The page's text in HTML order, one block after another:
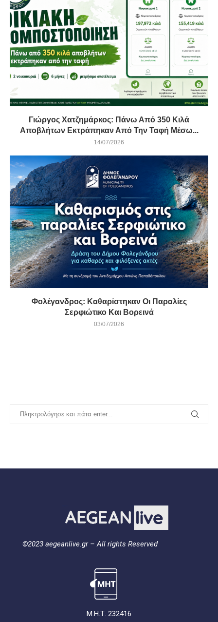
Γιώργος Χατζημάρκος: Πάνω Από 350 Κιλά
Αποβλήτων Εκτράπηκαν Από Την Ταφή Μέσω...
14/07/2026
Φολέγανδρος: Καθαρίστηκαν Οι Παραλίες
Σερφιώτικο Και Βορεινά
03/07/2026
©2023 aegeanlive.gr – All rights Reserved
Μ.Η.Τ. 232416